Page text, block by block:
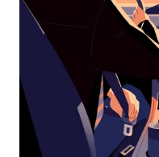
并
期。
按
退